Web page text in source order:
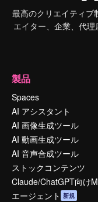
最高のクリエイティブ
エイター、企業、代
製品
Spaces
AI アシスタント
AI 画像生成ツール
AI 動画生成ツール
AI 音声合成ツール
ストックコンテンツ
Claude/ChatGPT向け
エージェント 新規